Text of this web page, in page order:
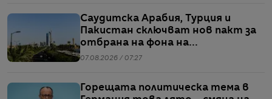
Саудитска Арабия, Турция и
Пакистан сключват нов пакт за
отбрана на фона на
напрежението между САЩ и Иран
07.08.2026 / 07:27
Горещата политическа тема в